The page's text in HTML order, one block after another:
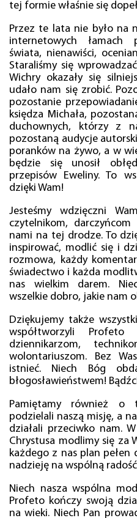
tej formie właśnie się
Przez te lata nie było na
internetowych łamach
świata, nienawiści,
Staraliśmy się
Wichry okazały się
udało nam się zrobić.
pozostanie
księdza Michała,
duchownych, którzy z
pozostaną audycje
poranków na żywo, a w
będzie się unosił
przepisów Eweliny. To
dzięki Wam!
Jesteśmy wdzięczni
czytelnikom,
nami na tej drodze. To
inspirować, modlić się i
rozmowa, każdy
świadectwo i każda
nas wielkim darem.
wszelkie dobro, jakie nam
Dziękujemy także
współtworzyli
dziennikarzom,
wolontariuszom. Bez
istnieć. Niech Bóg
błogosławieństwem!
Pamiętamy również o
podzielali naszą misję, a
działali przeciwko nam.
Chrystusa modlimy się za
każdego z nas plan pełen
nadzieję na wspólną
Niech nasza wspólna
Profeto kończy swoją
na wieki. Niech Pan